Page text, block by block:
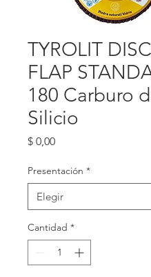
TYROLIT
FLAP
180 Carburo
Silicio
$ 0,00Precio
Presentación *
Cantidad *